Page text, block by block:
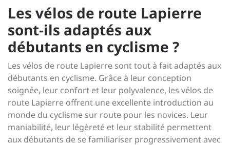
Les vélos de route Lapierre
sont-ils adaptés aux
débutants en cyclisme ?
Les vélos de route Lapierre sont tout à fait adaptés aux
débutants en cyclisme. Grâce à leur conception
soignée, leur confort et leur polyvalence, les vélos de
route Lapierre offrent une excellente introduction au
monde du cyclisme sur route pour les novices. Leur
maniabilité, leur légèreté et leur stabilité permettent
aux débutants de se familiariser progressivement avec